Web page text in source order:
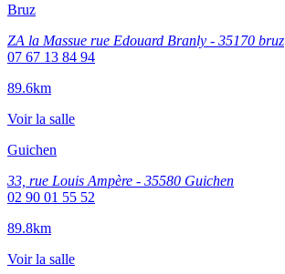
Bruz
ZA la Massue rue Edouard Branly - 35170 bruz
07 67 13 84 94
89.6km
Voir la salle
Guichen
33, rue Louis Ampère - 35580 Guichen
02 90 01 55 52
89.8km
Voir la salle